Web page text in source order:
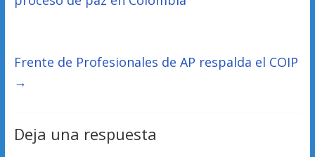
Frente de Profesionales de AP respalda el COIP
→
Deja una respuesta